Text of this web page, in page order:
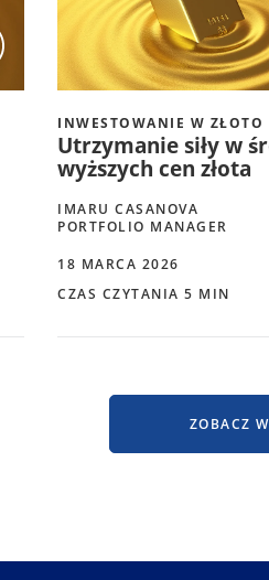
INWESTOWANIE W ZŁOTO
Utrzymanie siły w
wyższych cen złota
IMARU CASANOVA
PORTFOLIO MANAGER
18 MARCA 2026
CZAS CZYTANIA 5 MIN
ZOBACZ